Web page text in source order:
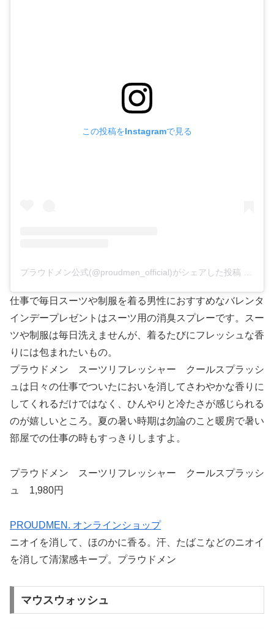
この投稿をInstagramで見る
プラウドメン公式(@proudmen_official)がシェアした投稿
仕事で毎日スーツや制服を着る男性におすすめなバレンタ
インデープレゼントはスーツ用の消臭スプレーです。スー
ツや制服は毎日洗えませんが、着るたびにフレッシュな香
りには包まれたいもの。
プラウドメン スーツリフレッシャー クールスプラッシ
ュは日々の仕事でついたにおいを消してさわやかな香りに
してくれるだけではなく、ひんやりと冷たさが感じられる
のが嬉しいところ。夏の暑い時期は勿論のこと暖房で暑い
部屋での仕事の時もすっきりしますよ。
プラウドメン スーツリフレッシャー クールスプラッシ
ュ 1,980円
PROUDMEN. オンラインショップ
ニオイを消して、ほのかに香る。汗、たばこなどのニオイ
を消して清潔感キープ。プラウドメン
マウスウォッシュ